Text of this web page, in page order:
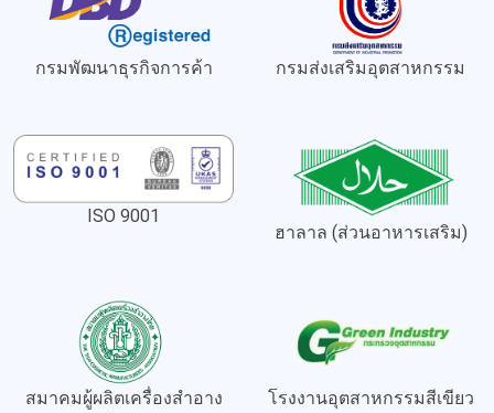
กรมพัฒนาธุรกิจการค้า กรมส่งเสริมอุตสาหกรรม
ISO 9001
ฮาลาล (ส่วนอาหารเสริม)
สมาคมผู้ผลิตเครื่องสำอาง
โรงงานอุตสาหกรรมสีเขียว